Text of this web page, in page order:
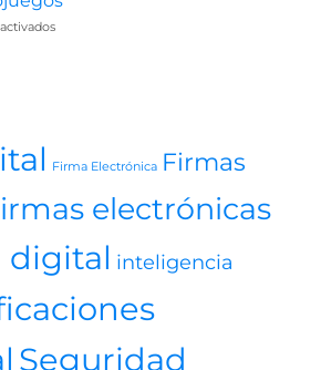
los
dispositivos
salud
en
en
videojuegos
Firma Electrónica Firmas
electrónicas
digital inteligencia
Seguridad